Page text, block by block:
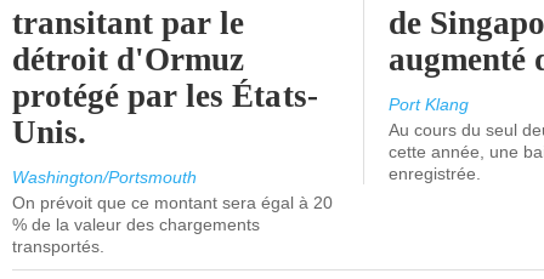
transitant par le
détroit d'Ormuz
protégé par les États-
Unis.
Washington/Portsmouth
On prévoit que ce montant sera égal à 20
% de la valeur des chargements
transportés.
de
augmenté
Port Klang
Au cours du seul
cette année, une
enregistrée.